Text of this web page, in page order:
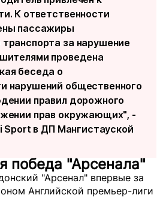
К ответственности
пассажиры
за нарушение
проведена
беседа о
нарушений общественного
правил дорожного
прав окружающих", -
Sport в ДП Мангистауской
победа "Арсенала"
"Арсенал" впервые за
Английской премьер-лиги